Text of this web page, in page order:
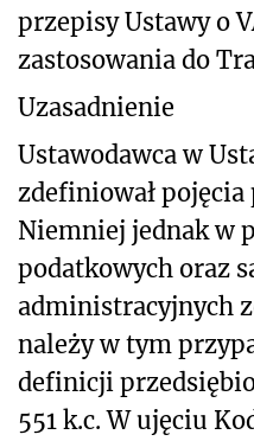
przepisy Ustawy o
zastosowania do
Uzasadnienie
Ustawodawca w
zdefiniował
Niemniej jednak w
podatkowych oraz
administracyjnych
należy w tym
definicji
551 k.c. W ujęciu